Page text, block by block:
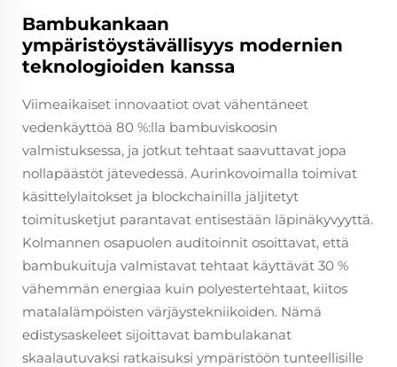
Bambukankaan
ympäristöystävällisyys modernien
teknologioiden kanssa
Viimeaikaiset innovaatiot ovat vähentäneet
vedenkäyttöä 80 %:lla bambuviskoosin
valmistuksessa, ja jotkut tehtaat saavuttavat jopa
nollapäästöt jätevedessä. Aurinkovoimalla toimivat
käsittelylaitokset ja blockchainilla jäljitetyt
toimitusketjut parantavat entisestään läpinäkyvyyttä.
Kolmannen osapuolen auditoinnit osoittavat, että
bambukuituja valmistavat tehtaat käyttävät 30 %
vähemmän energiaa kuin polyestertehtaat, kiitos
matalalämpöisten värjäystekniikoiden. Nämä
edistysaskeleet sijoittavat bambulakanat
skaalautuvaksi ratkaisuksi ympäristöön tunteellisille